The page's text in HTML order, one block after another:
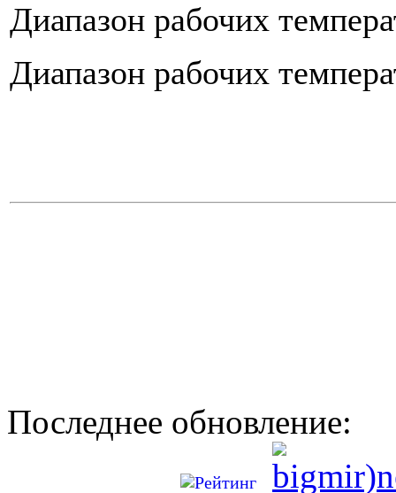
Диапазон рабочих
Диапазон рабочих
Последнее обновление: